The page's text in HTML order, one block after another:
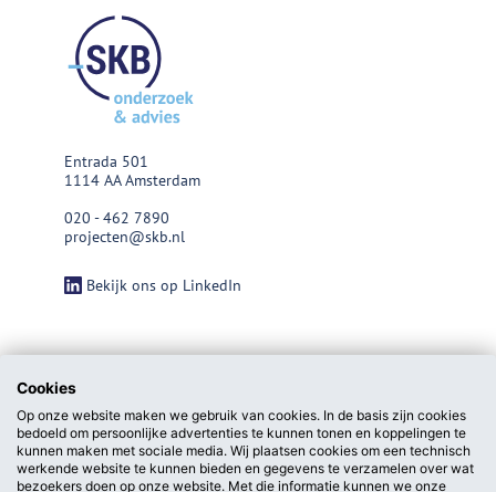
Entrada 501
1114 AA Amsterdam
020 - 462 7890
projecten@skb.nl
Bekijk ons op LinkedIn
Cookies
Op onze website maken we gebruik van cookies. In de basis zijn cookies
bedoeld om persoonlijke advertenties te kunnen tonen en koppelingen te
kunnen maken met sociale media. Wij plaatsen cookies om een technisch
werkende website te kunnen bieden en gegevens te verzamelen over wat
bezoekers doen op onze website. Met die informatie kunnen we onze